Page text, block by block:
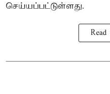
செய்யப்பட்டுள்ளது.
Read